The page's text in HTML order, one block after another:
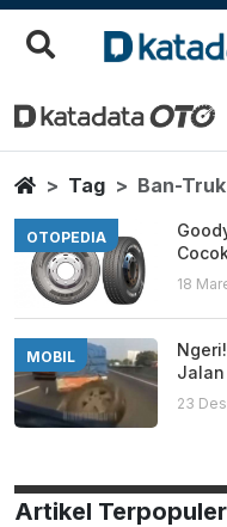
Ban Truk
Berita Terbaru
HomeTag Ban-Truk
OTOPEDIA
18
MOBIL
Jalan
23
Artikel Terpopuler